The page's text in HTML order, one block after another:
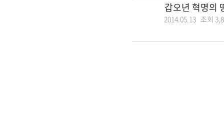
갑오년 혁명의
2014.05.13 조회